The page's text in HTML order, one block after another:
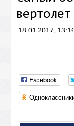
вертолет
18.01.2017,
Facebook